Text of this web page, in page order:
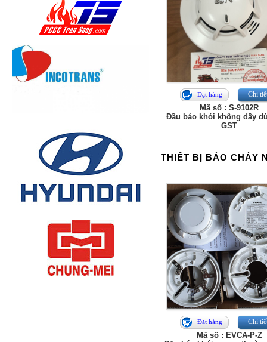
Đặt hàng Chi
Mã số : S-9102R
Đầu báo khói không dây
GST
THIẾT BỊ BÁO CHÁY
Đặt hàng Chi
Mã số : EVCA-P-Z